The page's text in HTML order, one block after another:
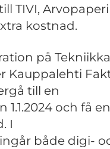
TIVI,
kostnad.
på
Kauppalehti
till en
och få en
I
både digi-